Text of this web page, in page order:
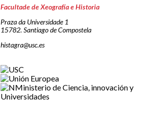
Facultade de Xeografía e Historia
Praza da Universidade 1
15782. Santiago de Compostela
histagra@usc.es